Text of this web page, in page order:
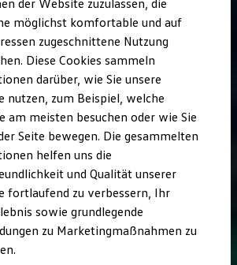
& Garantien
für Nutzfahrzeuge
& Service
Special
Pflege & Inspektion
anfragen
Vorteile bei Volkswagen Nutzfahrzeuge
Service
& Reifen Service
der Website zuzulassen, die
möglichst komfortable und auf
zugeschnittene Nutzung
Diese Cookies sammeln
darüber, wie Sie unsere
nutzen, zum Beispiel, welche
am meisten besuchen oder wie Sie
Seite bewegen. Die gesammelten
helfen uns die
und Qualität unserer
fortlaufend zu verbessern, Ihr
sowie grundlegende
zu Marketingmaßnahmen zu